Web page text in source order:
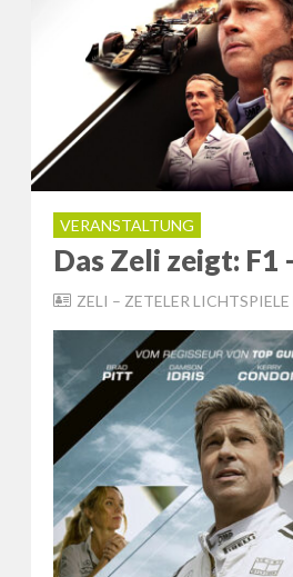
VERANSTALTUNG
Das Zeli zeigt: F1
ZELI – ZETELER LICHTSPIELE